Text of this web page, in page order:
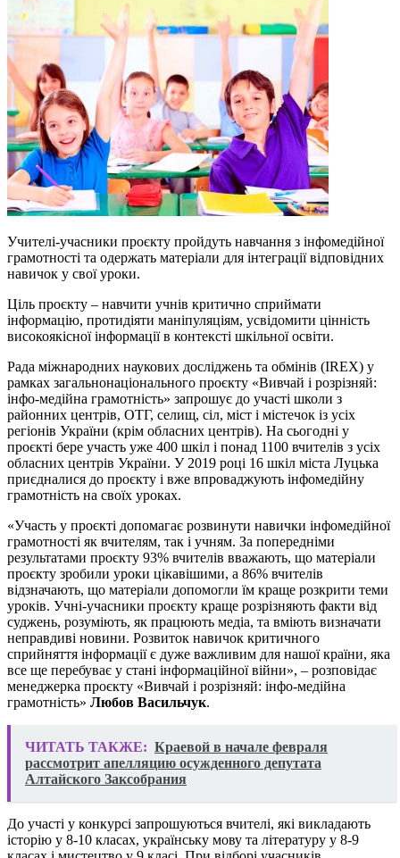
Учителі-учасники проєкту пройдуть навчання з інфомедійної
грамотності та одержать матеріали для інтеграції відповідних
навичок у свої уроки.
Ціль проєкту – навчити учнів критично сприймати
інформацію, протидіяти маніпуляціям, усвідомити цінність
високоякісної інформації в контексті шкільної освіти.
Рада міжнародних наукових досліджень та обмінів (IREX) у
рамках загальнонаціонального проєкту «Вивчай і розрізняй:
інфо-медійна грамотність» запрошує до участі школи з
районних центрів, ОТГ, селищ, сіл, міст і містечок із усіх
регіонів України (крім обласних центрів). На сьогодні у
проєкті бере участь уже 400 шкіл і понад 1100 вчителів з усіх
обласних центрів України. У 2019 році 16 шкіл міста Луцька
приєдналися до проєкту і вже впроваджують інфомедійну
грамотність на своїх уроках.
«Участь у проєкті допомагає розвинути навички інфомедійної
грамотності як вчителям, так і учням. За попередніми
результатами проєкту 93% вчителів вважають, що матеріали
проєкту зробили уроки цікавішими, а 86% вчителів
відзначають, що матеріали допомогли їм краще розкрити теми
уроків. Учні-учасники проєкту краще розрізняють факти від
суджень, розуміють, як працюють медіа, та вміють визначати
неправдиві новини. Розвиток навичок критичного
сприйняття інформації є дуже важливим для нашої країни, яка
все ще перебуває у стані інформаційної війни», – розповідає
менеджерка проєкту «Вивчай і розрізняй: інфо-медійна
грамотність» Любов Васильчук.
ЧИТАТЬ ТАКЖЕ: Краевой в начале февраля
рассмотрит апелляцию осужденного депутата
Алтайского Заксобрания
До участі у конкурсі запрошуються вчителі, які викладають
історію у 8-10 класах, українську мову та літературу у 8-9